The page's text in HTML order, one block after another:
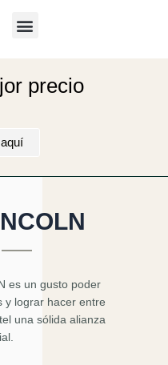
Menú
precio
es un gusto poder
y lograr hacer entre
una sólida alianza